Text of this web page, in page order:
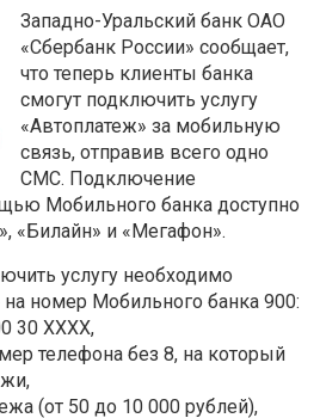
Западно-Уральский банк ОАО
«Сбербанк России» сообщает,
что теперь клиенты банка
смогут подключить услугу
«Автоплатеж» за мобильную
связь, отправив всего одно
СМС. Подключение
Мобильного банка доступно
«Билайн» и «Мегафон».
услугу необходимо
номер Мобильного банка 900:
30 ХХХХ,
телефона без 8, на который
(от 50 до 10 000 рублей),